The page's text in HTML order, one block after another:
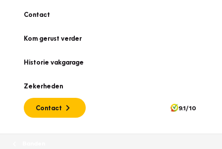
Contact
Kom gerust verder
Historie vakgarage
Zekerheden
Contact 9.1/10